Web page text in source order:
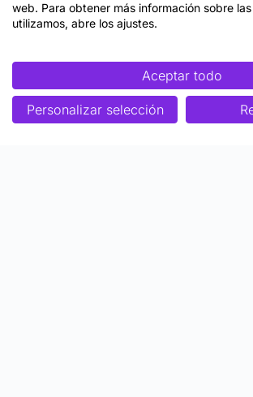
web. Para obtener más información sobre
utilizamos, abre los ajustes.
Aceptar todo
Personalizar selección